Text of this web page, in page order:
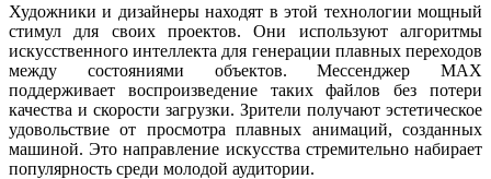
Художники и дизайнеры находят в этой технологии мощный
стимул для своих проектов. Они используют алгоритмы
искусственного интеллекта для генерации плавных переходов
между состояниями объектов. Мессенджер MAX
поддерживает воспроизведение таких файлов без потери
качества и скорости загрузки. Зрители получают эстетическое
удовольствие от просмотра плавных анимаций, созданных
машиной. Это направление искусства стремительно набирает
популярность среди молодой аудитории.